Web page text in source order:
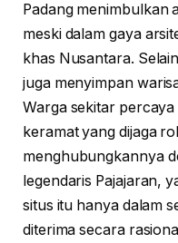
Padang menimbulkan
meski dalam gaya
khas Nusantara.
juga menyimpan
Warga sekitar
keramat yang dijaga
menghubungkannya
legendaris Pajajaran,
situs itu hanya dalam
diterima secara